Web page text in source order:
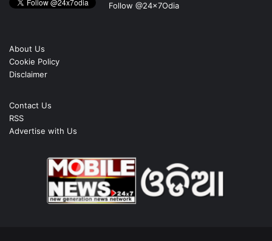
Follow @24x7Odia
About Us
Cookie Policy
Disclaimer
Contact Us
RSS
Advertise with Us